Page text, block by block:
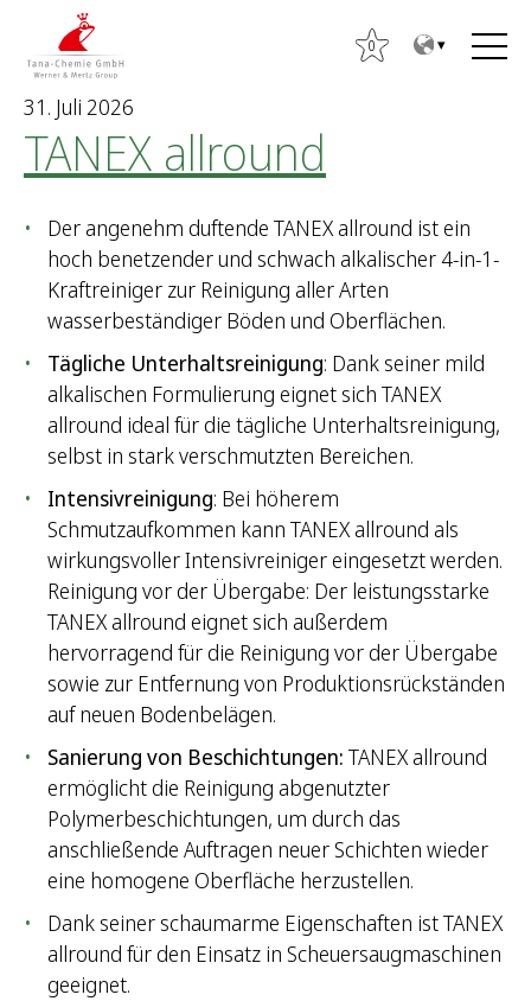
0
h
31. Juli 2026
TANEX allround
Der angenehm duftende TANEX allround ist ein
hoch benetzender und schwach alkalischer 4-in-1-
Kraftreiniger zur Reinigung aller Arten
wasserbeständiger Böden und Oberflächen.
Tägliche Unterhaltsreinigung: Dank seiner mild
alkalischen Formulierung eignet sich TANEX
allround ideal für die tägliche Unterhaltsreinigung,
selbst in stark verschmutzten Bereichen.
Intensivreinigung: Bei höherem
Schmutzaufkommen kann TANEX allround als
wirkungsvoller Intensivreiniger eingesetzt werden.
Reinigung vor der Übergabe: Der leistungsstarke
TANEX allround eignet sich außerdem
hervorragend für die Reinigung vor der Übergabe
sowie zur Entfernung von Produktionsrückständen
auf neuen Bodenbelägen.
Sanierung von Beschichtungen: TANEX allround
ermöglicht die Reinigung abgenutzter
Polymerbeschichtungen, um durch das
anschließende Auftragen neuer Schichten wieder
eine homogene Oberfläche herzustellen.
Dank seiner schaumarme Eigenschaften ist TANEX
allround für den Einsatz in Scheuersaugmaschinen
geeignet.